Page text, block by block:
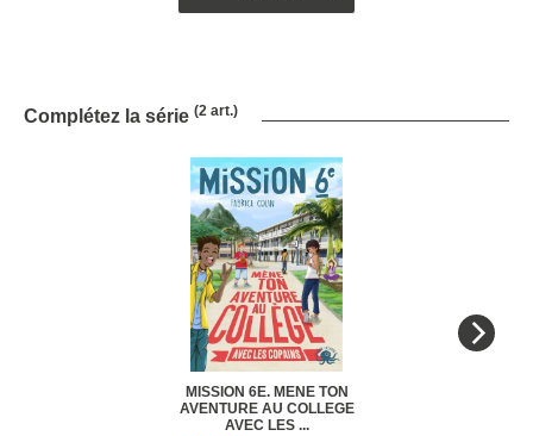
Complétez la série (2 art.)
MISSION 6E. MENE TON
AVENTURE AU COLLEGE
AVEC LES ...